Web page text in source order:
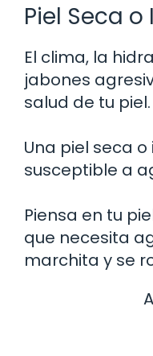
Piel Seca
El clima, la
jabones
salud de tu piel.
Una piel seca
susceptible a
Piensa en tu
que necesita
marchita y se